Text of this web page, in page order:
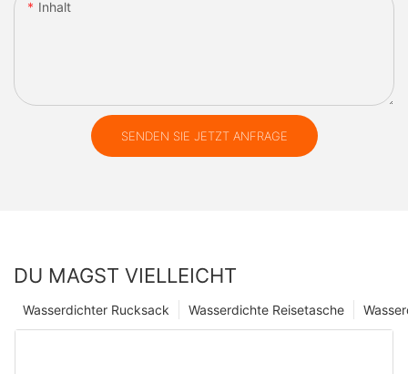
Inhalt
SENDEN SIE JETZT ANFRAGE
DU MAGST VIELLEICHT
Wasserdichte Reisetasche
Wasserdichter Rucksack